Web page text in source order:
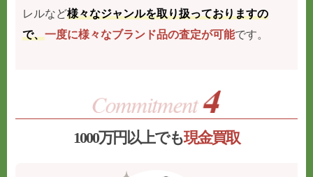
レルなど様々なジャンルを取り扱っておりますの
で、一度に様々なブランド品の査定が可能です。
1000万円以上でも現金買取